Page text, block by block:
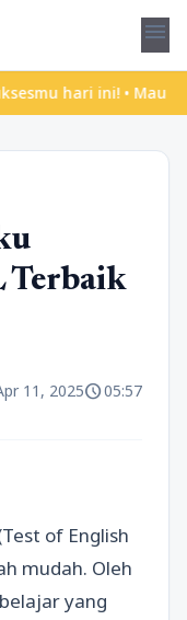
menu
ini! • Mau
Terbaik
11, 2025schedule05:57
of English
mudah. Oleh
yang